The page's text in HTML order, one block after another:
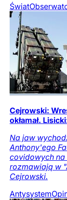
Świat
Cejrowski:
okłamał.
Na jaw
Anthony'ego
covidowych na
rozmawiają w
Cejrowski.
Antysystem